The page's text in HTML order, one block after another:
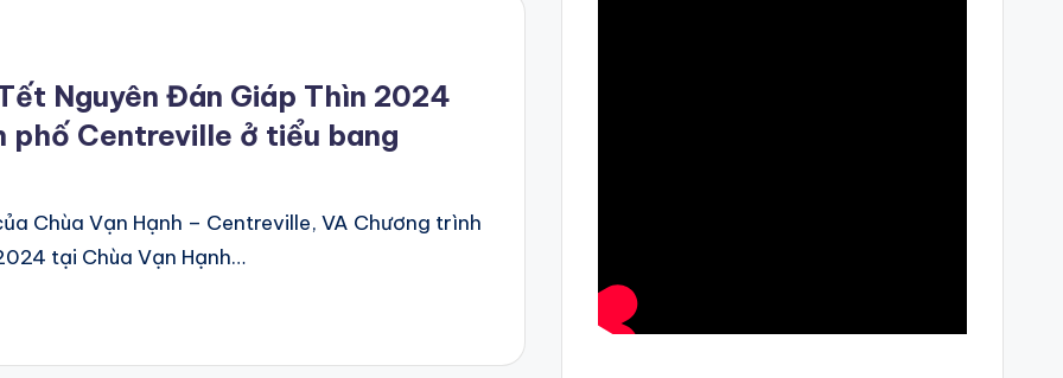
Nguyên Đán Giáp Thìn 2024
phố Centreville ở tiểu bang
Chùa Vạn Hạnh – Centreville, VA Chương trình
tại Chùa Vạn Hạnh…